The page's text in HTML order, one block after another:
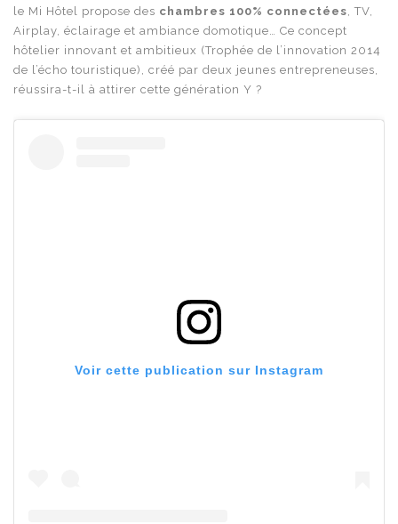
le Mi Hôtel propose des chambres 100% connectées, TV,
Airplay, éclairage et ambiance domotique… Ce concept
hôtelier innovant et ambitieux (Trophée de l’innovation 2014
de l’écho touristique), créé par deux jeunes entrepreneuses,
réussira-t-il à attirer cette génération Y ?
Voir cette publication sur Instagram